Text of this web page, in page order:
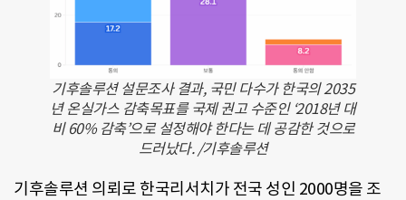
기후솔루션 설문조사 결과, 국민 다수가 한국의 2035
년 온실가스 감축목표를 국제 권고 수준인 ‘2018년 대
비 60% 감축’으로 설정해야 한다는 데 공감한 것으로
드러났다. /기후솔루션
기후솔루션 의뢰로 한국리서치가 전국 성인 2000명을 조